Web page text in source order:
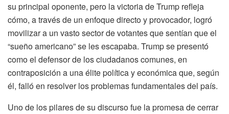
su principal oponente, pero la victoria de Trump refleja
cómo, a través de un enfoque directo y provocador, logró
movilizar a un vasto sector de votantes que sentían que el
“sueño americano” se les escapaba. Trump se presentó
como el defensor de los ciudadanos comunes, en
contraposición a una élite política y económica que, según
él, falló en resolver los problemas fundamentales del país.
Uno de los pilares de su discurso fue la promesa de cerrar